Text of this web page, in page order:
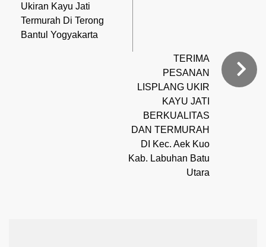
Ukiran Kayu Jati
Termurah Di Terong
Bantul Yogyakarta
TERIMA
PESANAN
LISPLANG UKIR
KAYU JATI
BERKUALITAS
DAN TERMURAH
DI Kec. Aek Kuo
Kab. Labuhan Batu
Utara